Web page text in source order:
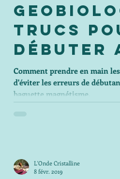
trucs
débuter
Comment prendre en main les baguettes de sourcier afin
d'éviter les erreurs de débutant ? Astuces géobiologie et
baguette magnétisme.
L'Onde Cristalline
8 févr. 2019